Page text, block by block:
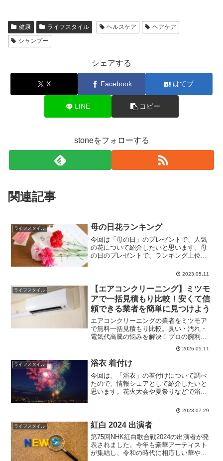
健康 ライフスタイル ヘルスケア
ヘアケア
シャンプー
シェアする
X Facebook はてブ
LINE コピー
stoneをフォローする
関連記事
ライフスタイル 母の日花ランキング
今回は「母の日」のプレゼントで、人気
の花について紹介したいと思います。母
の日のプレゼントで、ランキング上位の
ランキング楽天市場の人気の花束・アレ
■【花瓶いらずの花束 ...
2023.05.11
ライフスタイル
【エアコンクリーニング】ミツモ
アで一括見積もり比較！安くて信
頼できる業者を簡単に見つけよう
エアコンクリーニングの業者をミツモア
で無料一括見積もり比較。臭い・汚れ・
電気代高騰の悩みを解決！プロの腕利き
業者を2分でマッチング。料金相場や利用
2026.05.11
ライフスタイル 浴衣 着付け
今回は、「浴衣」の着付けについて調べ
たので、情報シェアとして紹介したいと
思います。花火大会や夏祭りなどで浴衣
結び方や、左前・右前どっちかなど、浴
衣独特の着方があります。直前になって
焦ったり、正しくない着付...
2023.07.29
ライフスタイル 紅白 2024 出演者
第75回NHK紅白歌合戦2024の出演者が発
表されました。今年も豪華アーティスト
が集結し、令和の時代に相応しい華やか